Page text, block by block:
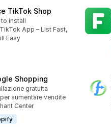
TikTok Shop
to install
App – List Fast,
Easy
Shopping
gratuita
aumentare vendite
Center